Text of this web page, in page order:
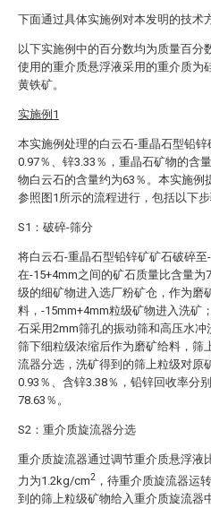
下面通过具体实施例对本发明的技术
以下实施例中的百分数均为质量百分
使用的重介质悬浮液采用的重介质为
黄铁矿。
实施例1
本实施例处理的白云石-重晶石型铅
0.97％、锌3.33％，重晶石矿物的含
物白云石的含量约为63％。本实施例
参照图1所示的流程进行，包括以下步
S1：破碎-筛分
将白云石-重晶石型铅锌矿矿石破碎
在-15+4mm之间的矿石质量比含量为
级的细矿物进入选厂粉矿仓，作为磨
料，-15mm+4mm粒级矿物进入洗矿
石采用2mm筛孔的振动筛和高压水冲
筛下细粒级浓缩后作为磨矿给料，筛
流器分选，洗矿得到的筛上粒级对原
0.93％、含锌3.38％，铅锌回收率分
78.63％。
S2：重介质旋流器分选
重介质旋流器通过调节重介质悬浮液
力为1.2kg/cm2 ，待重介质旋流器运
到的筛上粒级矿物给入重介质旋流器